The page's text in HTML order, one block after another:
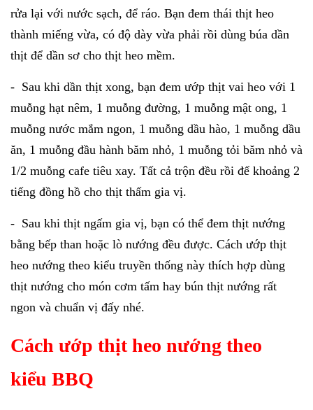
rửa lại với nước sạch, để ráo. Bạn đem thái thịt heo
thành miếng vừa, có độ dày vừa phải rồi dùng búa dần
thịt để dần sơ cho thịt heo mềm.
- Sau khi dần thịt xong, bạn đem ướp thịt vai heo với 1
muỗng hạt nêm, 1 muỗng đường, 1 muỗng mật ong, 1
muỗng nước mắm ngon, 1 muỗng dầu hào, 1 muỗng dầu
ăn, 1 muỗng đầu hành băm nhỏ, 1 muỗng tỏi băm nhỏ và
1/2 muỗng cafe tiêu xay. Tất cả trộn đều rồi để khoảng 2
tiếng đồng hồ cho thịt thấm gia vị.
- Sau khi thịt ngấm gia vị, bạn có thể đem thịt nướng
bằng bếp than hoặc lò nướng đều được. Cách ướp thịt
heo nướng theo kiểu truyền thống này thích hợp dùng
thịt nướng cho món cơm tấm hay bún thịt nướng rất
ngon và chuẩn vị đấy nhé.
Cách ướp thịt heo nướng theo
kiểu BBQ